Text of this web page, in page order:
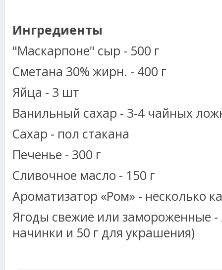
Ингредиенты
"Маскарпоне" сыр - 500 г
Сметана 30% жирн. - 400 г
Яйца - 3 шт
Ванильный сахар - 3-4 чайных
Сахар - пол стакана
Печенье - 300 г
Сливочное масло - 150 г
Ароматизатор «Ром» - несколько
Ягоды свежие или замороженные -
начинки и 50 г для украшения)